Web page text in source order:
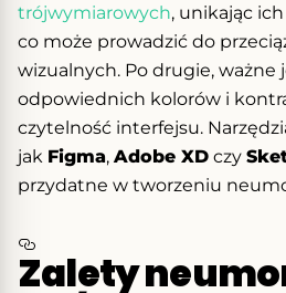
trójwymiarowych, unikając
co może prowadzić do
wizualnych. Po drugie, ważne
odpowiednich kolorów i
czytelność interfejsu.
jak Figma, Adobe XD czy
przydatne w tworzeniu
Zalety